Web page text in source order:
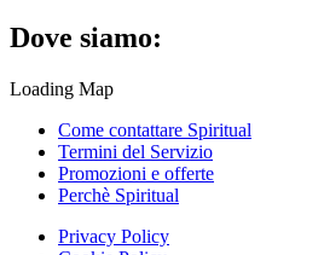
Dove siamo:
Loading Map
Come contattare Spiritual
Termini del Servizio
Promozioni e offerte
Perchè Spiritual
Privacy Policy